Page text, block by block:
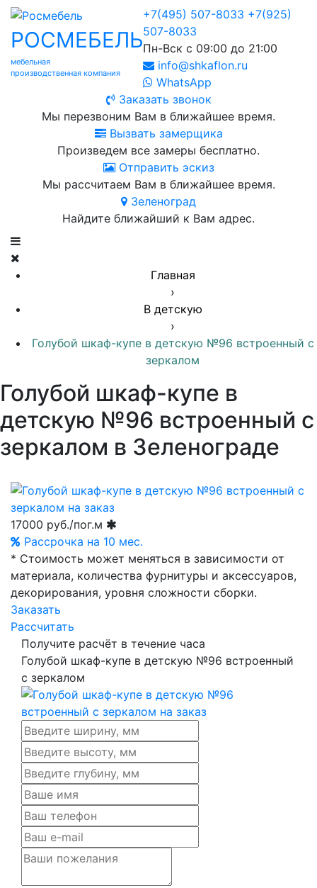
РОСМЕБЕЛЬ
мебельная
производственная компания
+7(495) 507-8033 +7(925)
507-8033
Пн-Вск с 09:00 до 21:00
info@shkaflon.ru
WhatsApp
Заказать звонок
Мы перезвоним Вам в ближайшее время.
Вызвать замерщика
Произведем все замеры бесплатно.
Отправить эскиз
Мы рассчитаем Вам в ближайшее время.
Зеленоград
Найдите ближайший к Вам адрес.
Главная
›
В детскую
›
Голубой шкаф-купе в детскую №96 встроенный с
зеркалом
Голубой шкаф-купе в
детскую №96 встроенный с
зеркалом в Зеленограде
17000 руб./пог.м
Рассрочка на 10 мес.
* Стоимость может меняться в зависимости от
материала, количества фурнитуры и аксессуаров,
декорирования, уровня сложности сборки.
Заказать
Рассчитать
Получите расчёт в течение часа
Голубой шкаф-купе в детскую №96 встроенный
с зеркалом